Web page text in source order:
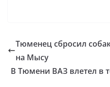
Тюменец сбросил
на Мысу
В Тюмени ВАЗ влетел в